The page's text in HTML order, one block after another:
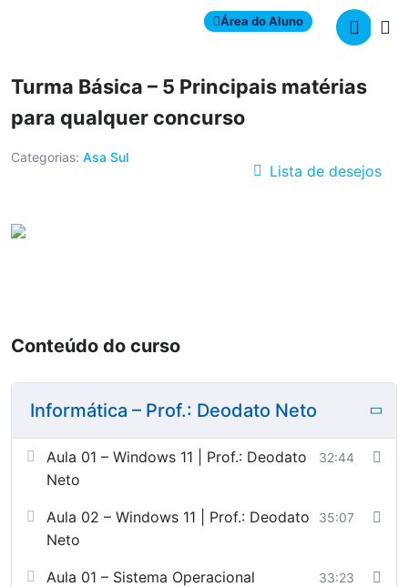
Área do Aluno
Turma Básica – 5 Principais matérias
para qualquer concurso
Categorias: Asa Sul
Lista de desejos
Conteúdo do curso
Informática – Prof.: Deodato Neto
Aula 01 – Windows 11 | Prof.: Deodato
Neto
32:44
Aula 02 – Windows 11 | Prof.: Deodato
Neto
35:07
Aula 01 – Sistema Operacional
33:23